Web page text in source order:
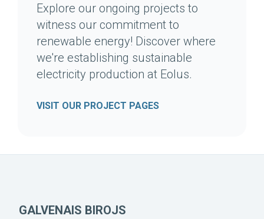
Explore our ongoing projects to
witness our commitment to
renewable energy! Discover where
we're establishing sustainable
electricity production at Eolus.
VISIT OUR PROJECT PAGES
GALVENAIS BIROJS